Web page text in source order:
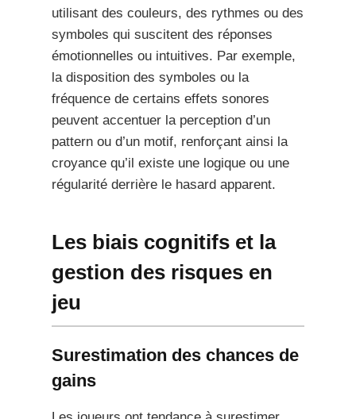
utilisant des couleurs, des rythmes ou des
symboles qui suscitent des réponses
émotionnelles ou intuitives. Par exemple,
la disposition des symboles ou la
fréquence de certains effets sonores
peuvent accentuer la perception d’un
pattern ou d’un motif, renforçant ainsi la
croyance qu’il existe une logique ou une
régularité derrière le hasard apparent.
Les biais cognitifs et la
gestion des risques en
jeu
Surestimation des chances de
gains